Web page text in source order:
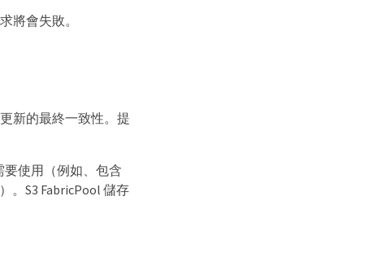
將會失敗。
新的最終一致性。提
要使用（例如、包含
。S3 FabricPool 儲存